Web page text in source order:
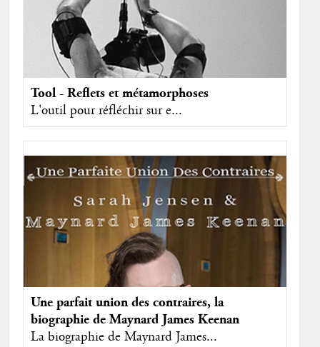
Tool - Reflets et métamorphoses
L'outil pour réfléchir sur e...
Une parfait union des contraires, la
biographie de Maynard James Keenan
La biographie de Maynard James...